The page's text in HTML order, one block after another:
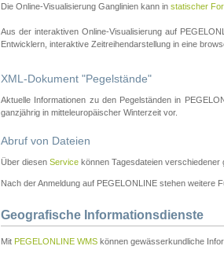
Die Online-Visualisierung Ganglinien kann in statischer
Aus der interaktiven Online-Visualisierung auf
Entwicklern, interaktive Zeitreihendarstellung in eine
XML-Dokument "Pegelstände"
Aktuelle Informationen zu den Pegelständen in
ganzjährig in mitteleuropäischer Winterzeit vor.
Abruf von Dateien
Über diesen Service können Tagesdateien
Nach der Anmeldung auf PEGELONLINE stehen weitere
Geografische Informationsdienste
Mit PEGELONLINE WMS können gewässerkundliche